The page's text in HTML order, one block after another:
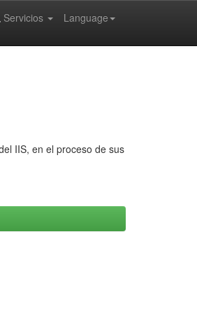
Language
Servicios
IIS, en el proceso de sus